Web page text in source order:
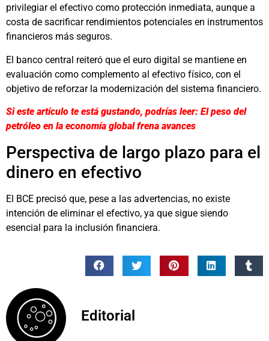
privilegiar el efectivo como protección inmediata, aunque a
costa de sacrificar rendimientos potenciales en instrumentos
financieros más seguros.
El banco central reiteró que el euro digital se mantiene en
evaluación como complemento al efectivo físico, con el
objetivo de reforzar la modernización del sistema financiero.
Si este artículo te está gustando, podrías leer: El peso del
petróleo en la economía global frena avances
Perspectiva de largo plazo para el
dinero en efectivo
El BCE precisó que, pese a las advertencias, no existe
intención de eliminar el efectivo, ya que sigue siendo
esencial para la inclusión financiera.
Editorial